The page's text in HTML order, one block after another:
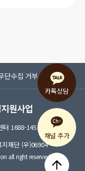
단수집 거부
터 1688-1453
재단 (우)06904
all right reserved.
채널 추가